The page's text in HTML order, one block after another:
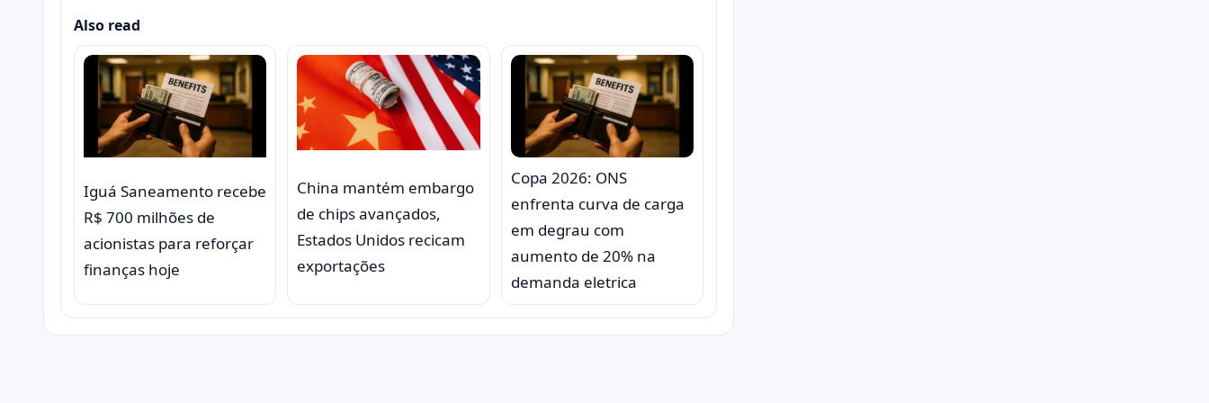
Also read
Iguá Saneamento recebe
R$ 700 milhões de
acionistas para reforçar
finanças hoje
China mantém embargo
de chips avançados,
Estados Unidos recicam
exportações
Copa 2026: ONS
enfrenta curva de carga
em degrau com
aumento de 20% na
demanda eletrica